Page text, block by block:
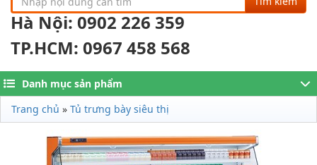
Hà Nội: 0902 226 359
TP.HCM: 0967 458 568
Danh mục sản phẩm
Trang chủ » Tủ trưng bày siêu thị